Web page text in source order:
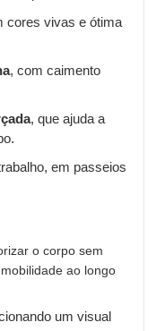
cores vivas e ótima
, com caimento
, que ajuda a
em passeios
o corpo sem
ao longo
um visual